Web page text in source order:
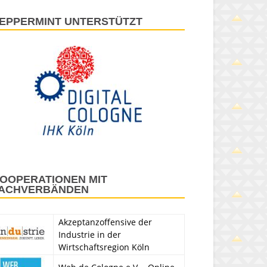
UNTERSTÜTZT
MIT
Akzeptanzoffensive der
Industrie in der
Wirtschaftsregion Köln